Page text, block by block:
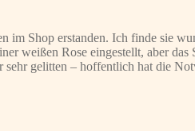
im Shop erstanden. Ich finde sie
weißen Rose eingestellt, aber das
sehr gelitten – hoffentlich hat die